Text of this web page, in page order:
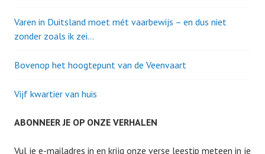
Varen in Duitsland moet mét vaarbewijs – en dus niet
zonder zoals ik zei…
Bovenop het hoogtepunt van de Veenvaart
Vijf kwartier van huis
ABONNEER JE OP ONZE VERHALEN
Vul je e-mailadres in en krijg onze verse leestip meteen in je